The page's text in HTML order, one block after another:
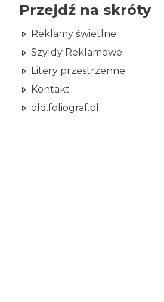
Przejdź na skróty
Reklamy świetlne
Szyldy Reklamowe
Litery przestrzenne
Kontakt
old.foliograf.pl